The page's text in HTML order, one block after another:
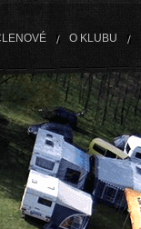
O KLUBU